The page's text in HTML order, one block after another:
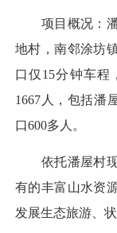
项目概况：潘
地村，南邻涂坊
口仅15分钟车程
1667人，包括潘
口600多人。
依托潘屋村现
有的丰富山水资
发展生态旅游、